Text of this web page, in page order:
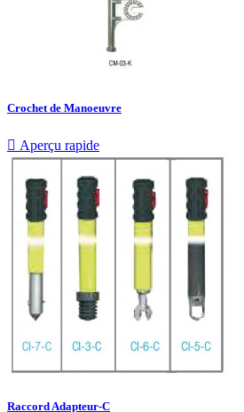
Crochet de Manoeuvre
 Aperçu rapide
Raccord Adapteur-C